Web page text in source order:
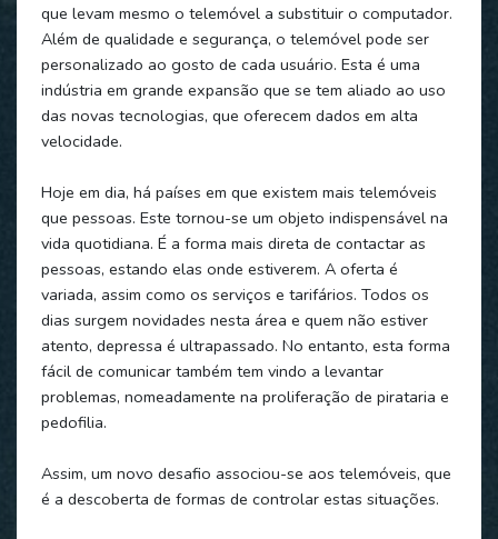
que levam mesmo o telemóvel a substituir o computador.
Além de qualidade e segurança, o telemóvel pode ser
personalizado ao gosto de cada usuário. Esta é uma
indústria em grande expansão que se tem aliado ao uso
das novas tecnologias, que oferecem dados em alta
velocidade.
Hoje em dia, há países em que existem mais telemóveis
que pessoas. Este tornou-se um objeto indispensável na
vida quotidiana. É a forma mais direta de contactar as
pessoas, estando elas onde estiverem. A oferta é
variada, assim como os serviços e tarifários. Todos os
dias surgem novidades nesta área e quem não estiver
atento, depressa é ultrapassado. No entanto, esta forma
fácil de comunicar também tem vindo a levantar
problemas, nomeadamente na proliferação de pirataria e
pedofilia.
Assim, um novo desafio associou-se aos telemóveis, que
é a descoberta de formas de controlar estas situações.